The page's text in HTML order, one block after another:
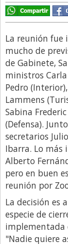
La Opinión del
Libro de Quejas
Medios
Millonarios
Minuto
Negocios
Opinion
País
Política
Publicidad y
Real Estate y
Salidas
La reunión fue
mucho de
de Gabinete,
ministros
Pedro
Lammens
Sabina
(Defensa).
secretarios
Ibarra. Lo más
Alberto
pero en buen
reunión por
La decisión es
especie de
implementada
"Nadie quiere